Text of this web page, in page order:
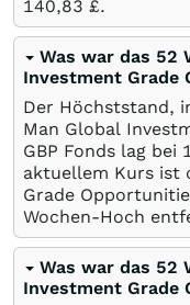
140,83 £.
Was war das 52
Investment Grade
Der Höchststand,
Man Global
GBP Fonds lag bei
aktuellem Kurs ist
Grade
Wochen-Hoch
Was war das 52
Investment Grade